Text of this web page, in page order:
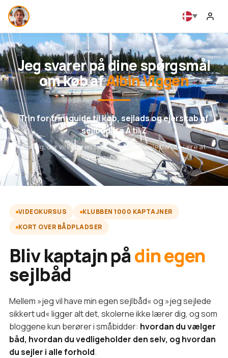
Jeg svarer på dine spørgsmål
om køb afAlbin Viggen
Trin for trin-guide til køb, sejlads og ejerskab af
sejlbåd fra A til Z
For dig, der vil købe en sejlbåd, lære at sejle den og lære at
vedligeholde den
VIDEOKURSUS
KLUBBEN 1000 KAPTAJNER
KORT OVER BÅDPLADSER
Bliv kaptajn pådin egen
sejlbåd
Mellem »jeg vil have min egen sejlbåd« og »jeg sejlede
sikkert ud« ligger alt det, skolerne ikke lærer dig, og som
bloggene kun berører i småbidder: hvordan du vælger
båd, hvordan du vedligeholder den selv, og hvordan
du sejler i alle forhold.